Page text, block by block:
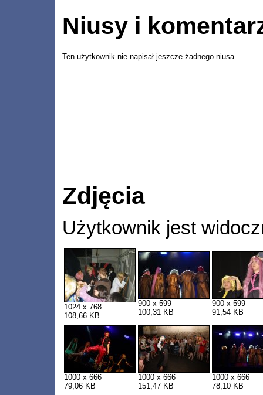
Niusy i
Ten użytkownik nie napisał jeszcze żadnego niusa.
Zdjęcia
Użytkownik jest
1024 x 768
108,66 KB
900 x 599
100,31 KB
900 x 599
91,54 KB
1000 x 666
79,06 KB
1000 x 666
151,47 KB
1000 x 666
78,10 KB